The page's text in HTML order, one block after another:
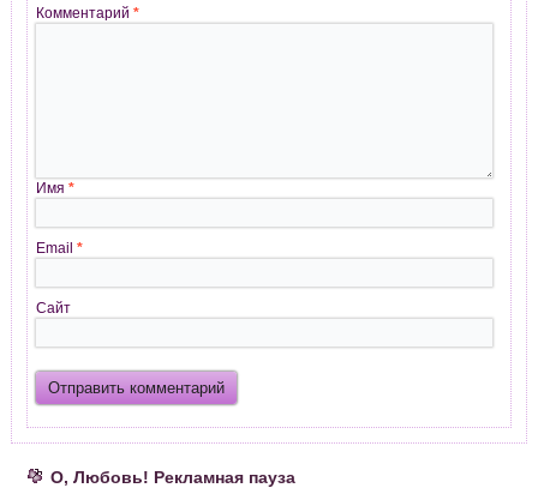
Комментарий*
Имя*
Email*
Сайт
О, Любовь! Рекламная пауза